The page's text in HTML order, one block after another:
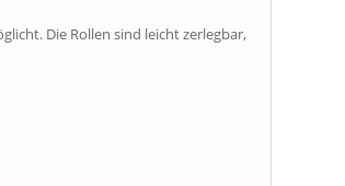
Die Rollen sind leicht zerlegbar,